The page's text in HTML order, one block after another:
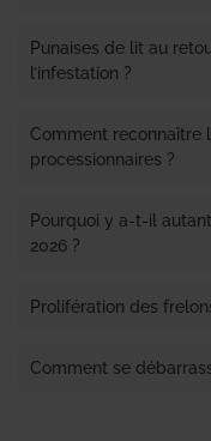
Punaises de lit au
l’infestation ?
Comment reconnaître
processionnaires ?
Pourquoi y a-t-il
2026 ?
Prolifération des
Comment se